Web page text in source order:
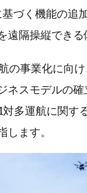
づく機能の追
遠隔操縦できる
の事業化に向
ネスモデルの
対多運航に関す
します。